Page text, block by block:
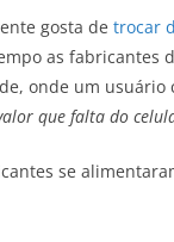
gosta de trocar
as fabricantes
onde um usuário
que falta do
se